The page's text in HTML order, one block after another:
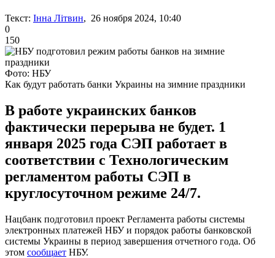
Текст: Інна Літвин, 26 ноября 2024, 10:40
0
150
Фото: НБУ
Как будут работать банки Украины на зимние праздники
В работе украинских банков
фактически перерыва не будет. 1
января 2025 года СЭП работает в
соответствии с Технологическим
регламентом работы СЭП в
круглосуточном режиме 24/7.
Нацбанк подготовил проект Регламента работы системы
электронных платежей НБУ и порядок работы банковской
системы Украины в период завершения отчетного года. Об
этом сообщает НБУ.